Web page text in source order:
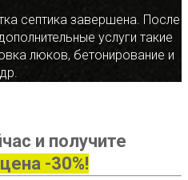
септика завершена. После
услуги такие
люков, бетонирование и
др.
и получите
цена -30%!